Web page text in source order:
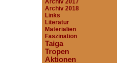
Archiv 2017
Archiv 2018
Links
Literatur
Materialien
Faszination
Taiga
Tropen
Aktionen